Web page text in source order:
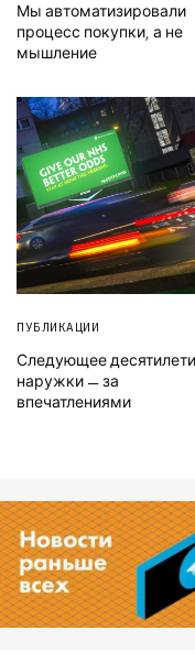
Мы автоматизировали
процесс покупки, а не
мышление
ПУБЛИКАЦИИ
Следующее
наружки — за
впечатлениями